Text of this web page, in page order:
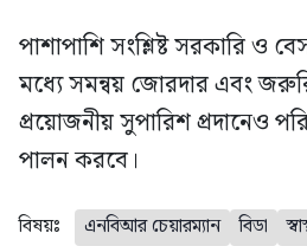
পাশাপাশি সংশ্লিষ্ট সরকারি ও
মধ্যে সমন্বয় জোরদার এবং
প্রয়োজনীয় সুপারিশ প্রদানেও
পালন করবে।
বিষয়ঃ এনবিআর চেয়ারম্যান বিডা